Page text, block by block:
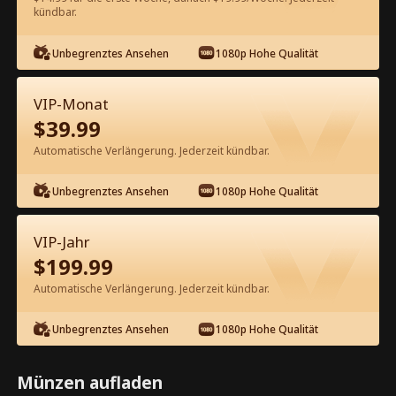
Kostenlos in der App ansehen
Episode 49 - Die Erbin hat ihren
Mann auf die schwarze Liste gesetzt
Kompletter Film
1-50 51-85
46 47 48 49
kündbar.
Unbegrenztes Ansehen 1080p Hohe Qualität
VIP-Monat
$39.99
Automatische Verlängerung. Jederzeit kündbar.
Unbegrenztes Ansehen 1080p Hohe Qualität
VIP-Jahr
$199.99
Automatische Verlängerung. Jederzeit kündbar.
Unbegrenztes Ansehen 1080p Hohe Qualität
Münzen aufladen